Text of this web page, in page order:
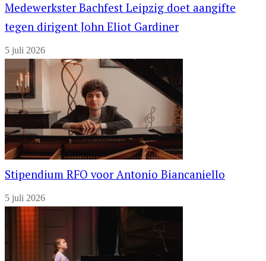
Medewerkster Bachfest Leipzig doet aangifte
tegen dirigent John Eliot Gardiner
5 juli 2026
Stipendium RFO voor Antonio Biancaniello
5 juli 2026